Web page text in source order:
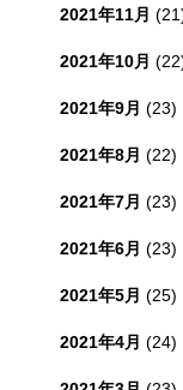
2021年11月
2021年10月
2021年9月 (23)
2021年8月 (22)
2021年7月 (23)
2021年6月 (23)
2021年5月 (25)
2021年4月 (24)